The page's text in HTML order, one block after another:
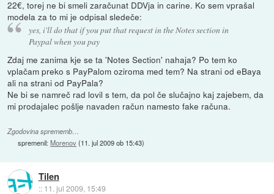
22€, torej ne bi smeli zaračunat DDVja in carine. Ko sem vprašal
modela za to mi je odpisal sledeče:
yes, i'll do that if you put that request in the Notes section in
Paypal when you pay
Zdaj me zanima kje se ta 'Notes Section' nahaja? Po tem ko
vplačam preko s PayPalom oziroma med tem? Na strani od eBaya
ali na strani od PayPala?
Ne bi se namreč rad lovil s tem, da pol če slučajno kaj zajebem, da
mi prodajalec pošlje navaden račun namesto fake računa.
Zgodovina sprememb…
spremenil:Morenov(11. jul 2009 ob 15:43)
Tilen
:: 11. jul 2009, 15:49